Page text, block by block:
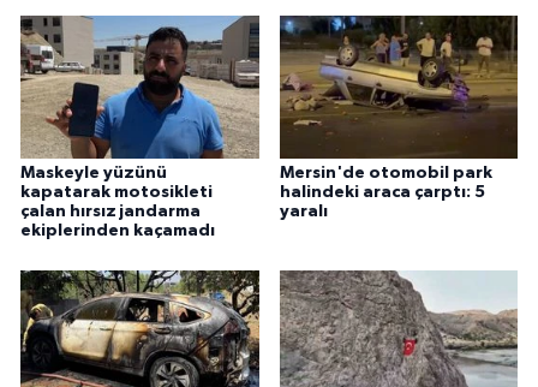
Maskeyle yüzünü
kapatarak motosikleti
çalan hırsız jandarma
ekiplerinden kaçamadı
Mersin'de otomobil park
halindeki araca çarptı: 5
yaralı